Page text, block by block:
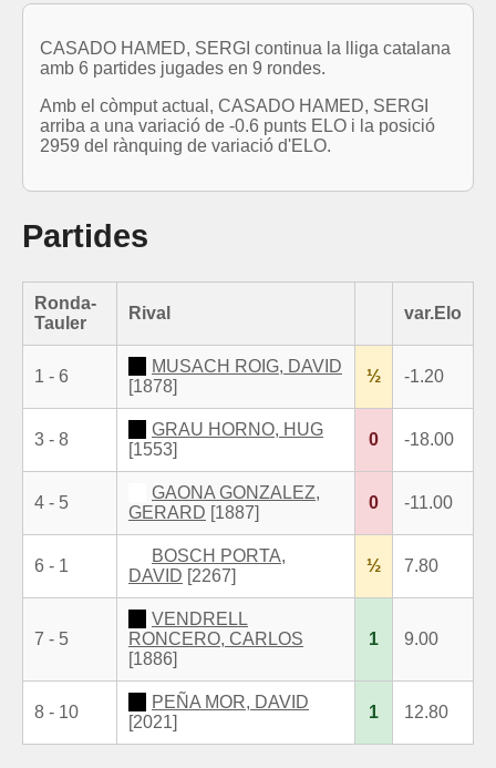
CASADO HAMED, SERGI continua la lliga catalana
amb 6 partides jugades en 9 rondes.
Amb el còmput actual, CASADO HAMED, SERGI
arriba a una variació de -0.6 punts ELO i la posició
2959 del rànquing de variació d'ELO.
Partides
Ronda-
Tauler
Rival var.Elo
1 - 6
MUSACH ROIG, DAVID
[1878]
½ -1.20
3 - 8
GRAU HORNO, HUG
[1553]
0 -18.00
4 - 5
GAONA GONZALEZ,
GERARD [1887]
0 -11.00
6 - 1
BOSCH PORTA,
DAVID [2267]
½ 7.80
7 - 5
VENDRELL
RONCERO, CARLOS
[1886]
1 9.00
8 - 10
PEÑA MOR, DAVID
[2021]
1 12.80